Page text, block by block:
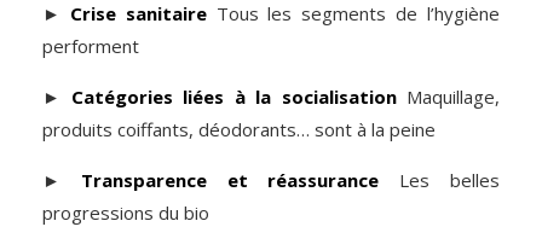
► Crise sanitaireTous les segments de l’hygiène
performent
► Catégories liées à la socialisationMaquillage,
produits coiffants, déodorants… sont à la peine
► Transparence et réassurance Les belles
progressions du bio